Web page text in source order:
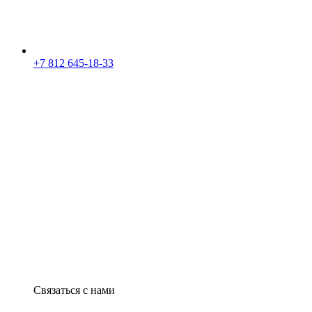
+7 812 645-18-33
Связаться с нами